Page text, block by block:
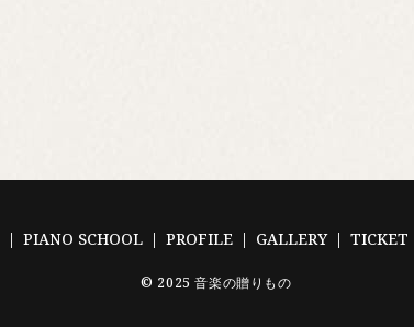
PIANO SCHOOL PROFILE GALLERY TICKET
© 2025 音楽の贈りもの